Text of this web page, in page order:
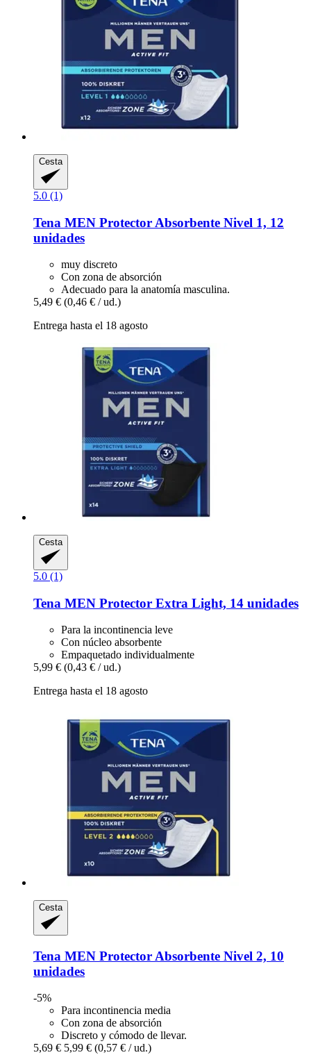
Cesta
5.0 (1)
Tena MEN Protector Absorbente Nivel 1, 12
unidades
muy discreto
Con zona de absorción
Adecuado para la anatomía masculina.
5,49 € (0,46 € / ud.)
Entrega hasta el 18 agosto
Cesta
5.0 (1)
Tena MEN Protector Extra Light, 14 unidades
Para la incontinencia leve
Con núcleo absorbente
Empaquetado individualmente
5,99 € (0,43 € / ud.)
Entrega hasta el 18 agosto
Cesta
Tena MEN Protector Absorbente Nivel 2, 10
unidades
-5%
Para incontinencia media
Con zona de absorción
Discreto y cómodo de llevar.
5,69 € 5,99 € (0,57 € / ud.)